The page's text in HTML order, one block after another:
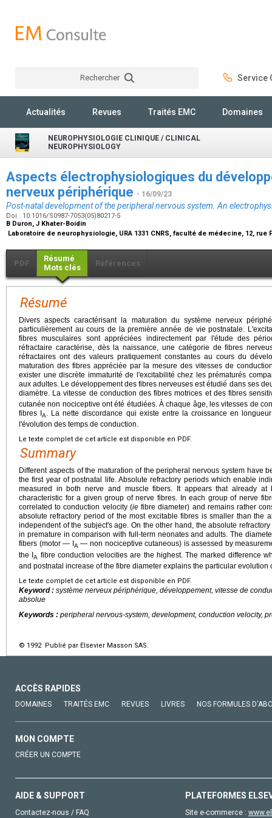
Rechercher Service
Actualités Revues Traités EMC Domaines
NEUROPHYSIOLOGIE CLINIQUE / CLINICAL
NEUROPHYSIOLOGY
Aspects électrophysiologiques du
nerveux périphérique - 16/09/23
Post-natal development of the peripheral nervous system. An
Doi : 10.1016/S0987-7053(05)80217-5
B Duron, J Khater-Boidin
Laboratoire de neurophysiologie, URA 1331 CNRS, faculté de médecine, 12,
PDF
Résumé
Mots clés
Références
Résumé
Divers aspects caractérisant la maturation du système nerveux
particulièrement au cours de la première année de vie postnatale.
fibres musculaires sont appréciées indirectement par l'étude des
réfractaire caractérise, dès la naissance, une catégorie de fibres
réfractaires ont des valeurs pratiquement constantes au cours du
maturation des fibres appréciée par la mesure des vitesses de
exister une discrète immaturité de l'excitabilité chez les prématurés
aux adultes. Le développement des fibres nerveuses est étudié dans ses
diamètre. La vitesse de conduction des fibres motrices et des fibres
cutanée non nociceptive ont été étudiées. À chaque âge, les vitesses de
fibres I
A. La nette discordance qui existe entre la croissance en
l'évolution des temps de conduction.
Le texte complet de cet article est disponible en PDF.
Summary
Different aspects of the maturation of the peripheral nervous system have
the first year of postnatal life. Absolute refractory periods which enable
measured in both nerve and muscle fibers. It appears that already at
characteristic for a given group of nerve fibres. In each group of nerve
correlated to conduction velocity (iefibre diameter) and remains rather
absolute refractory period of the most excitable fibres is smaller than the
independent of the subject's age. On the other hand, the absolute
in premature in comparison with full-term neonates and adults. The
fibers (motor — I
A — non nociceptive cutaneous) is assessed by
the IA fibre conduction velocities are the highest. The marked difference
and postnatal increase of the fibre diameter explains the particular evolution
Le texte complet de cet article est disponible en PDF.
Keyword : système nerveux périphérique, développement, vitesse de
absolue
Keywords : peripheral nervous-system, development, conduction velocity,
© 1992 Publié par Elsevier Masson SAS.
ACCÈS RAPIDES
DOMAINES TRAITÉS EMC REVUES LIVRES NOS FORMULES
MON COMPTE
CRÉER UN COMPTE
AIDE & SUPPORT
Contactez-nous / FAQ
PLATEFORMES
Site e-commerce :